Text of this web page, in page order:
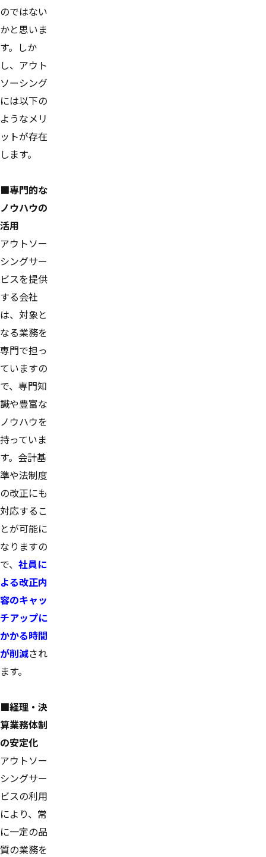
のではない
かと思いま
す。しか
し、アウト
ソーシング
には以下の
ようなメリ
ットが存在
します。
■専門的な
ノウハウの
活用
アウトソー
シングサー
ビスを提供
する会社
は、対象と
なる業務を
専門で担っ
ていますの
で、専門知
識や豊富な
ノウハウを
持っていま
す。会計基
準や法制度
の改正にも
対応するこ
とが可能に
なりますの
で、 社員に
よる改正内
容のキャッ
チアップに
かかる時間
が削減され
ます。
■経理・決
算業務体制
の安定化
アウトソー
シングサー
ビスの利用
により、常
に一定の品
質の業務を